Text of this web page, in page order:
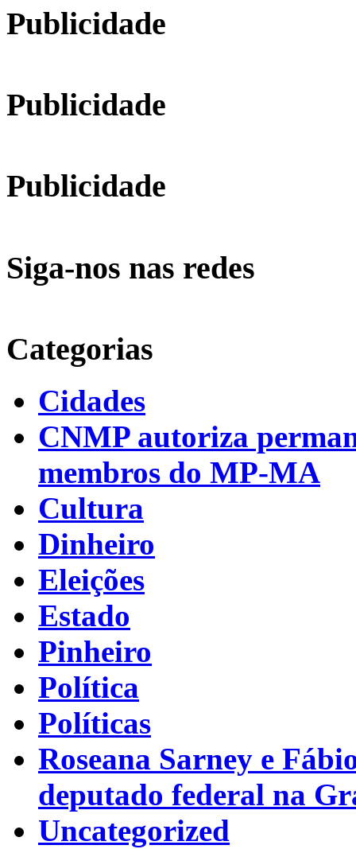
Publicidade
Publicidade
Publicidade
Siga-nos nas redes
Categorias
Cidades
CNMP autoriza
membros do MP-MA
Cultura
Dinheiro
Eleições
Estado
Pinheiro
Política
Políticas
Roseana Sarney e
deputado federal na
Uncategorized